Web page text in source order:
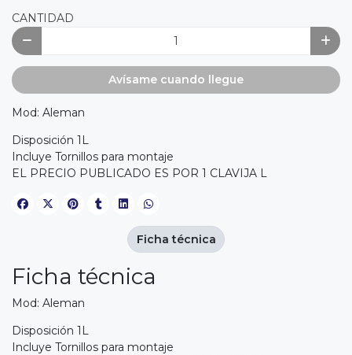
CANTIDAD
Avísame cuando llegue
Mod: Aleman
Disposición 1L
Incluye Tornillos para montaje
EL PRECIO PUBLICADO ES POR 1 CLAVIJA L
Ficha técnica
Mod: Aleman
Disposición 1L
Incluye Tornillos para montaje
Ficha técnica